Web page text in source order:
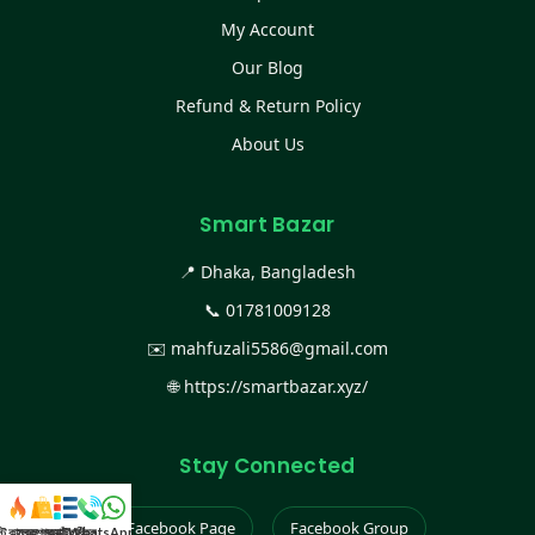
My Account
Our Blog
Refund & Return Policy
About Us
Smart Bazar
📍 Dhaka, Bangladesh
📞 01781009128
✉️ mahfuzali5586@gmail.com
🌐 https://smartbazar.xyz/
Stay Connected
Facebook Page Facebook Group